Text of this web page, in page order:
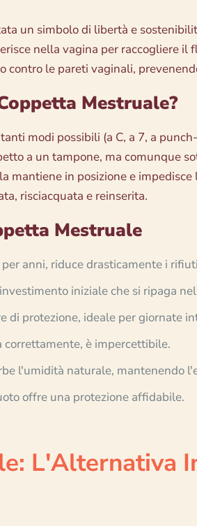
un simbolo di libertà e
nella vagina per raccogliere il
contro le pareti vaginali,
Mestruale?
modi possibili (a C, a 7, a
a un tampone, ma comunque
mantiene in posizione e
risciacquata e reinserita.
Mestruale
anni, riduce drasticamente i
iniziale che si ripaga
di protezione, ideale per giornate
è impercettibile.
l'umidità naturale, mantenendo
offre una protezione affidabile.
L'Alternativa